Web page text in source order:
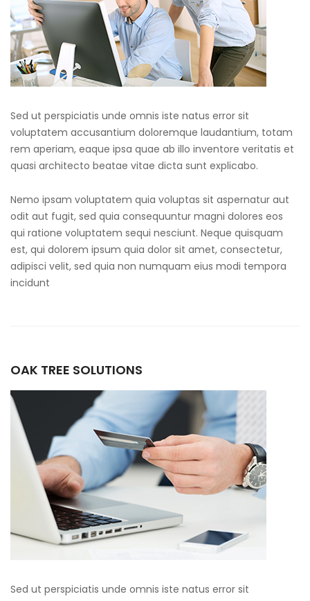
Sed ut perspiciatis unde omnis iste natus error sit
voluptatem accusantium doloremque laudantium, totam
rem aperiam, eaque ipsa quae ab illo inventore veritatis et
quasi architecto beatae vitae dicta sunt explicabo.
Nemo ipsam voluptatem quia voluptas sit aspernatur aut
odit aut fugit, sed quia consequuntur magni dolores eos
qui ratione voluptatem sequi nesciunt. Neque quisquam
est, qui dolorem ipsum quia dolor sit amet, consectetur,
adipisci velit, sed quia non numquam eius modi tempora
incidunt
OAK TREE SOLUTIONS
Sed ut perspiciatis unde omnis iste natus error sit